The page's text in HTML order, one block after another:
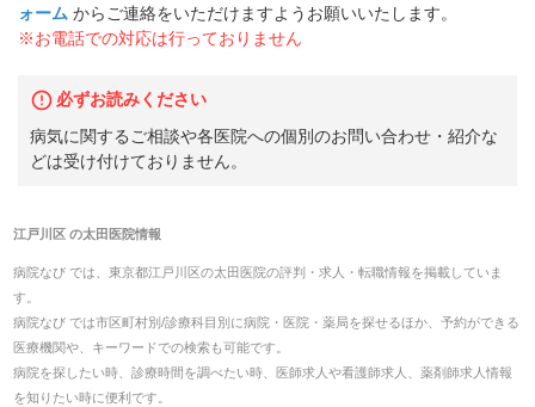
ォーム からご連絡をいただけますようお願いいたします。
※お電話での対応は行っておりません
必ずお読みください
病気に関するご相談や各医院への個別のお問い合わせ・紹介な
どは受け付けておりません。
江戸川区 の太田医院情報
病院なび では、 東京都江戸川区の太田医院の評判・求人・転職情報を掲載していま
す。
病院なび では市区町村別/診療科目別に病院・医院・薬局を探せるほか、予約ができる
医療機関や、キーワードでの検索も可能です。
病院を探したい時、診療時間を調べたい時、医師求人や看護師求人、薬剤師求人情報
を知りたい時に便利です。